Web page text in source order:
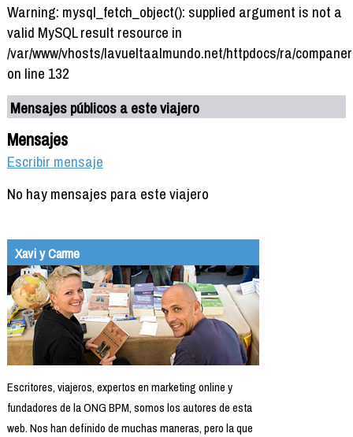
Warning: mysql_fetch_object(): supplied argument is not a
valid MySQL result resource in
/var/www/vhosts/lavueltaalmundo.net/httpdocs/ra/
on line 132
Mensajes públicos a este viajero
Mensajes
Escribir mensaje
No hay mensajes para este viajero
Xavi y Carme
Escritores, viajeros, expertos en marketing online y
fundadores de la ONG BPM, somos los autores de esta
web. Nos han definido de muchas maneras, pero la que